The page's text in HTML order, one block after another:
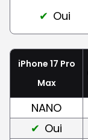
Oui
iPhone 17 Pro
Max
NANO
Oui